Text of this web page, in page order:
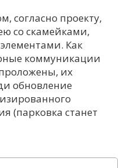
согласно проекту,
со скамейками,
Как
коммуникации
их
обновление
(парковка станет